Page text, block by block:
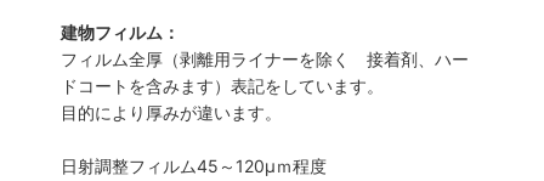
建物フィルム：
フィルム全厚（剥離用ライナーを除く 接着剤、ハー
ドコートを含みます）表記をしています。
目的により厚みが違います。
日射調整フィルム45～120µｍ程度